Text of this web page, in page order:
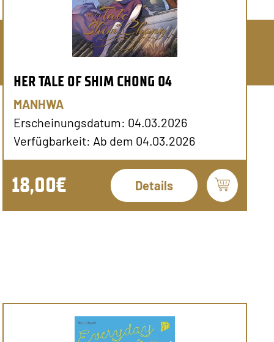
HER TALE OF SHIM CHONG 04
MANHWA
Erscheinungsdatum: 04.03.2026
Verfügbarkeit: Ab dem 04.03.2026
18,00€ Details